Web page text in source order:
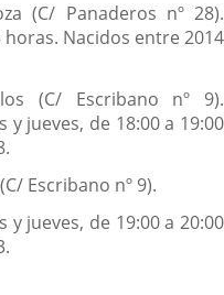
(C/ Panaderos nº 28).
horas. Nacidos entre 2014
(C/ Escribano nº 9).
y jueves, de 18:00 a 19:00
Escribano nº 9).
y jueves, de 19:00 a 20:00